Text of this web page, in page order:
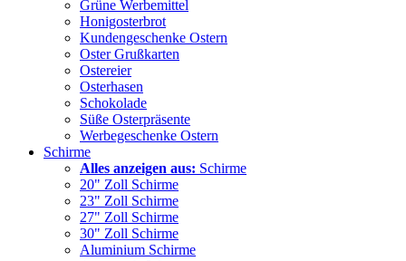
Grüne Werbemittel
Honigosterbrot
Kundengeschenke Ostern
Oster Grußkarten
Ostereier
Osterhasen
Schokolade
Süße Osterpräsente
Werbegeschenke Ostern
Schirme
Alles anzeigen aus: Schirme
20" Zoll Schirme
23" Zoll Schirme
27" Zoll Schirme
30" Zoll Schirme
Aluminium Schirme